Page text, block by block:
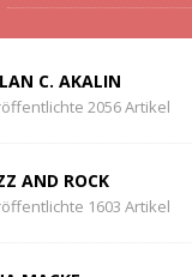
C. AKALIN
2056 Artikel
AND ROCK
1603 Artikel